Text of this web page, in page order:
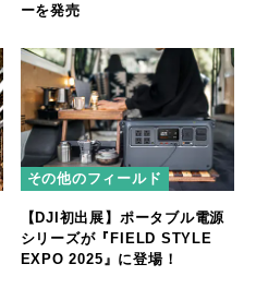
ーを発売
その他のフィールド
【DJI初出展】ポータブル電源
シリーズが『FIELD STYLE
EXPO 2025』に登場！